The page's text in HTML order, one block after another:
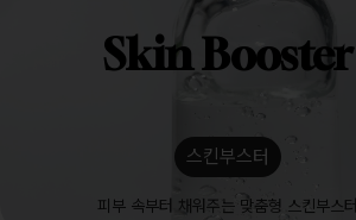
Skin Booster
스킨부스터
피부 속부터 채워주는 맞춤형 스킨부스터